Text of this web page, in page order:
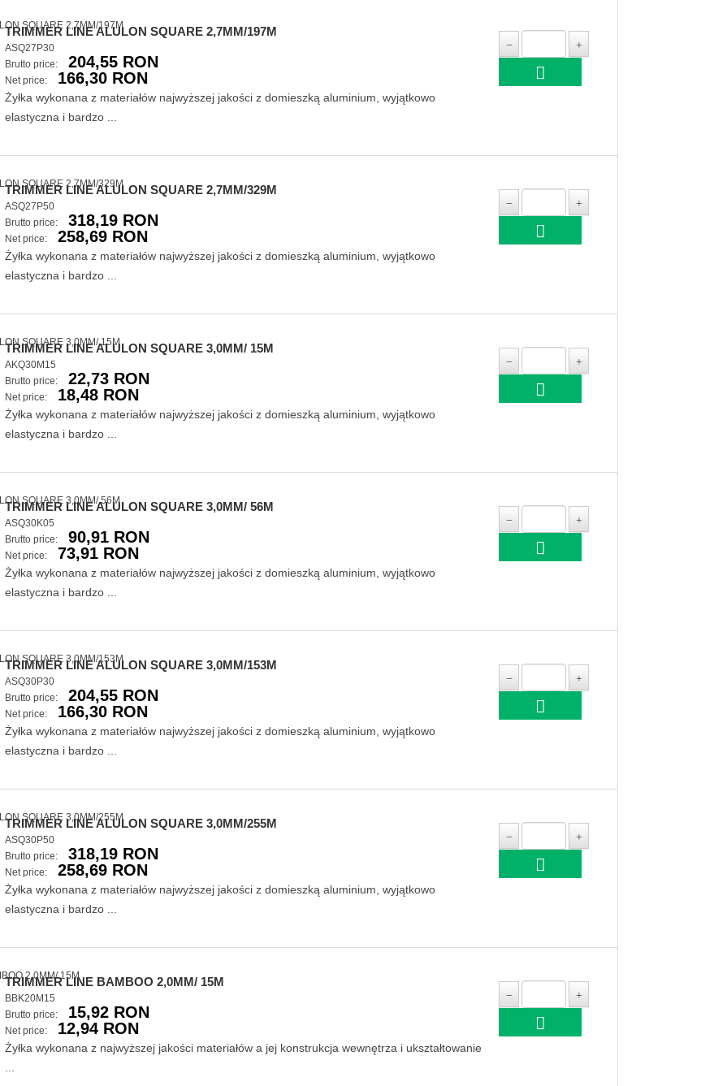
TRIMMER LINE ALULON SQUARE 2,7MM/197M
ASQ27P30
Brutto price:
204,55 RON
Net price: 166,30 RON
Żyłka wykonana z materiałów najwyższej jakości z domieszką aluminium, wyjątkowo
elastyczna i bardzo ...
TRIMMER LINE ALULON SQUARE 2,7MM/329M
ASQ27P50
Brutto price:
318,19 RON
Net price: 258,69 RON
Żyłka wykonana z materiałów najwyższej jakości z domieszką aluminium, wyjątkowo
elastyczna i bardzo ...
TRIMMER LINE ALULON SQUARE 3,0MM/ 15M
AKQ30M15
Brutto price:
22,73 RON
Net price: 18,48 RON
Żyłka wykonana z materiałów najwyższej jakości z domieszką aluminium, wyjątkowo
elastyczna i bardzo ...
TRIMMER LINE ALULON SQUARE 3,0MM/ 56M
ASQ30K05
Brutto price:
90,91 RON
Net price: 73,91 RON
Żyłka wykonana z materiałów najwyższej jakości z domieszką aluminium, wyjątkowo
elastyczna i bardzo ...
TRIMMER LINE ALULON SQUARE 3,0MM/153M
ASQ30P30
Brutto price:
204,55 RON
Net price: 166,30 RON
Żyłka wykonana z materiałów najwyższej jakości z domieszką aluminium, wyjątkowo
elastyczna i bardzo ...
TRIMMER LINE ALULON SQUARE 3,0MM/255M
ASQ30P50
Brutto price:
318,19 RON
Net price: 258,69 RON
Żyłka wykonana z materiałów najwyższej jakości z domieszką aluminium, wyjątkowo
elastyczna i bardzo ...
TRIMMER LINE BAMBOO 2,0MM/ 15M
BBK20M15
Brutto price:
15,92 RON
Net price: 12,94 RON
Żyłka wykonana z najwyższej jakości materiałów a jej konstrukcja wewnętrza i ukształtowanie
...